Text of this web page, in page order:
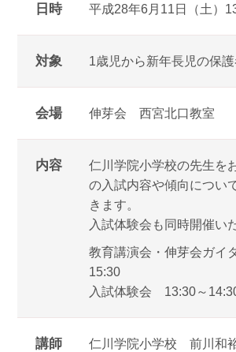
日時 平成28年6月11日（土）
対象 1歳児から新年長児の保
会場 伸芽会 西宮北口教室
内容
仁川学院小学校の先生を
の入試内容や傾向につい
きます。
入試体験会も同時開催い
教育講演会・伸芽会ガイ
15:30
入試体験会 13:30～
講師
仁川学院小学校 前川和